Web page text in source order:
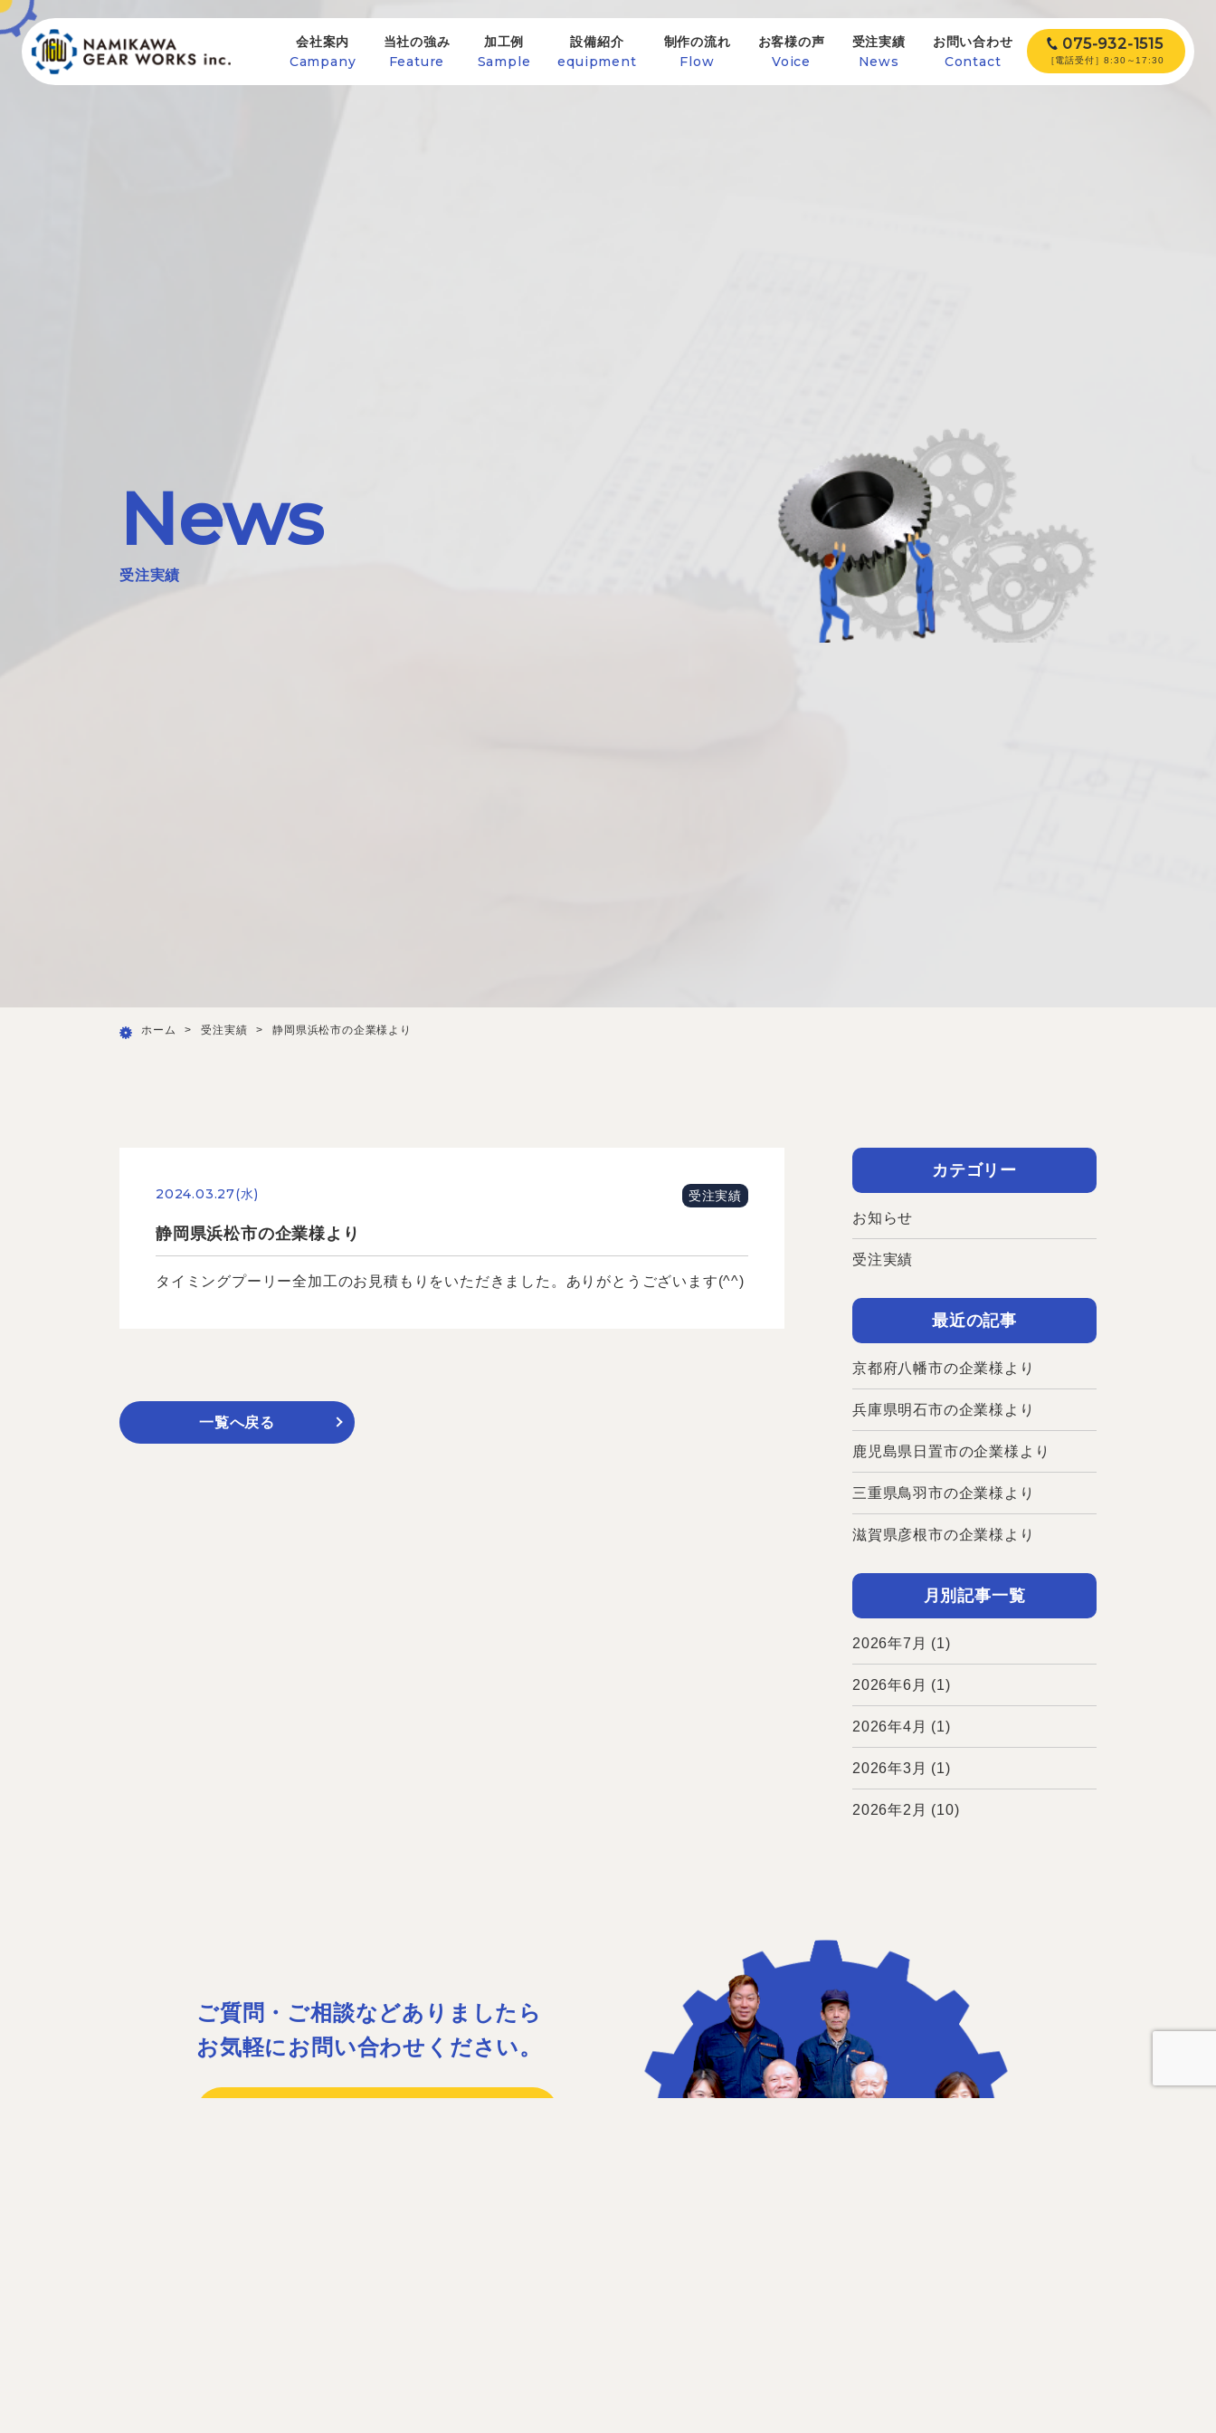
会社案内
Campany
当社の強み
Feature
加工例
Sample
設備紹介
equipment
制作の流れ
Flow
お客様の声
Voice
受注実績
News
お問い合わせ
Contact
075-932-1515
［電話受付］8:30～17:30
News
受注実績
ホーム > 受注実績 > 静岡県浜松市の企業様より
2024.03.27(水) 受注実績
静岡県浜松市の企業様より
タイミングプーリー全加工のお見積もりをいただきました。ありがとうございます(^^)
一覧へ戻る
カテゴリー
お知らせ
受注実績
最近の記事
京都府八幡市の企業様より
兵庫県明石市の企業様より
鹿児島県日置市の企業様より
三重県鳥羽市の企業様より
滋賀県彦根市の企業様より
月別記事一覧
2026年7月 (1)
2026年6月 (1)
2026年4月 (1)
2026年3月 (1)
2026年2月 (10)
ご質問・ご相談などありましたら
お気軽にお問い合わせください。